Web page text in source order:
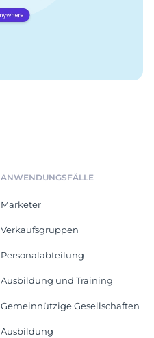
ANWENDUNGSFÄLLE
Marketer
Verkaufsgruppen
Personalabteilung
Ausbildung und Training
Gemeinnützige Gesellschaften
Ausbildung